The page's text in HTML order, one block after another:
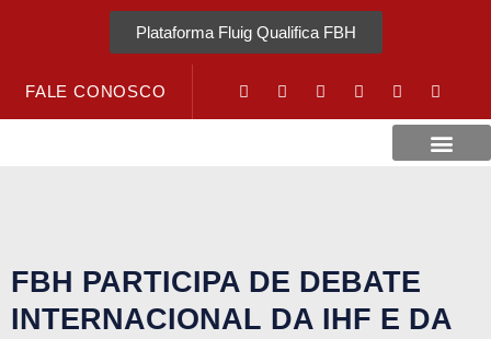
Plataforma Fluig Qualifica FBH
FALE CONOSCO
FBH PARTICIPA DE DEBATE
INTERNACIONAL DA IHF E DA